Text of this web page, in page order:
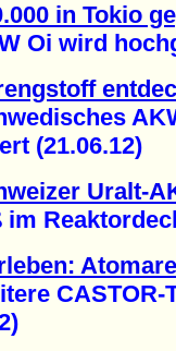
in Tokio
wird
(21.06.12)
Uralt-
CASTOR-